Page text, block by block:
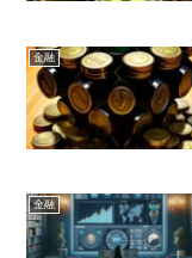
金融
金融